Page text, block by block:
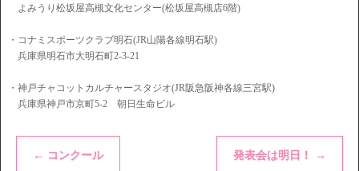
よみうり松坂屋高槻文化センター(松坂屋高槻店6階)
・コナミスポーツクラブ明石(JR山陽各線明石駅)
兵庫県明石市大明石町2-3-21
・神戸チャコットカルチャースタジオ(JR阪急阪神各線三宮駅)
兵庫県神戸市京町5-2 朝日生命ビル
← コンクール 発表会は明日！ →